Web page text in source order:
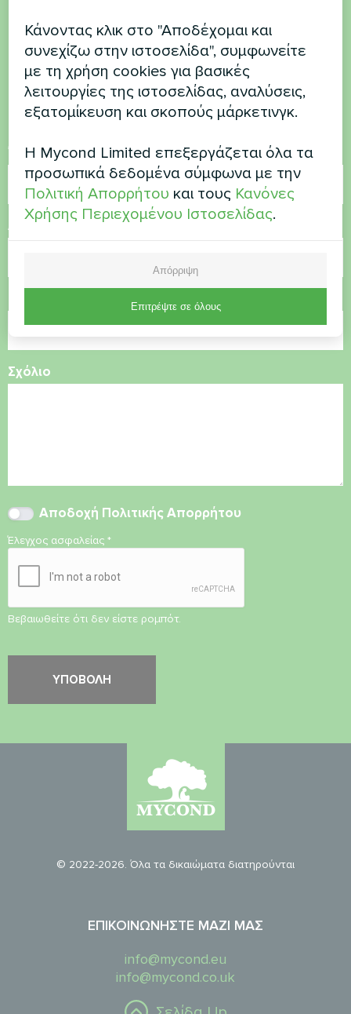
Θέλετε να αγοράσετε ή
έχετε ερωτήσεις
Επικοινωνήστε μαζί μας και θα σας
βοηθήσουμε
Όνομα
Αριθμός τηλεφώνου
Ηλεκτρονικό ταχυδρομείο
Σχόλιο
Αποδοχή Πολιτικής Απορρήτου
Έλεγχος ασφαλείας *
Βεβαιωθείτε ότι δεν είστε ρομπότ.
© 2022-2026. Όλα τα δικαιώματα διατηρούνται
ΕΠΙΚΟΙΝΩΝΉΣΤΕ ΜΑΖΊ ΜΑΣ
info@mycond.eu
info@mycond.co.uk
Κάνοντας κλικ στο "Αποδέχομαι και
συνεχίζω στην ιστοσελίδα", συμφωνείτε
με τη χρήση cookies για βασικές
λειτουργίες της ιστοσελίδας, αναλύσεις,
εξατομίκευση και σκοπούς μάρκετινγκ.
Η Mycond Limited επεξεργάζεται όλα τα
προσωπικά δεδομένα σύμφωνα με την
Πολιτική Απορρήτου και τους Κανόνες
Χρήσης Περιεχομένου Ιστοσελίδας.
Απόρριψη
Επιτρέψτε σε όλους